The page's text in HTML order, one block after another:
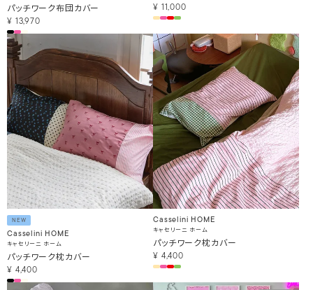
パッチワーク布団カバー
¥ 13,970
¥ 11,000
NEW
Casselini HOME
キャセリーニ ホーム
パッチワーク枕カバー
¥ 4,400
Casselini HOME
キャセリーニ ホーム
パッチワーク枕カバー
¥ 4,400